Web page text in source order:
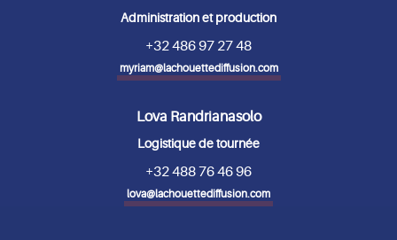
Administration et production
+32 486 97 27 48
myriam@lachouettediffusion.com
Lova Randrianasolo
Logistique de tournée
+32 488 76 46 96
lova@lachouettediffusion.com